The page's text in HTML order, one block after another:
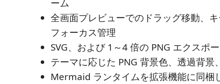
ーム
全画面プレビューでのドラッグ移動、
フォーカス管理
SVG、および 1～4 倍の PNG エクスポ
テーマに応じた PNG 背景色、透過背景
Mermaid ランタイムを拡張機能に同梱